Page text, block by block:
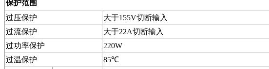
保护范围
过压保护
大于155V切断输入
过流保护
大于22A切断输入
过功率保护
220W
过温保护
85℃